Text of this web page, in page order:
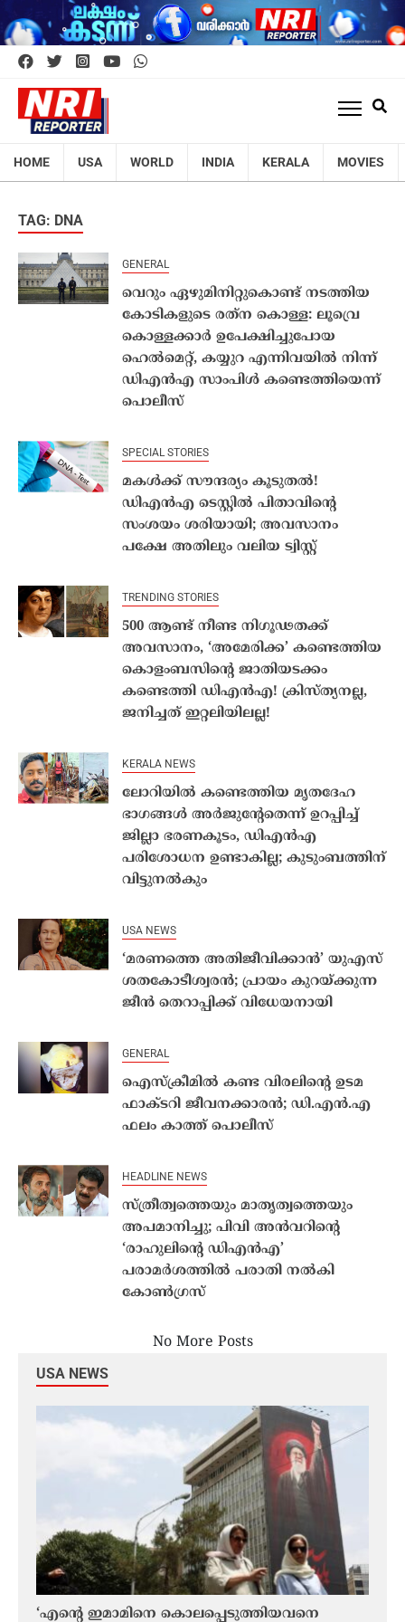
HOME USA WORLD INDIA KERALA MOVIES
TAG: DNA
GENERAL
വെറും ഏഴുമിനിറ്റുകൊണ്ട് നടത്തിയ
കോടികളുടെ രത്‌ന കൊള്ള: ലൂവ്രെ
കൊള്ളക്കാര്‍ ഉപേക്ഷിച്ചുപോയ
ഹെല്‍മെറ്റ്, കയ്യുറ എന്നിവയില്‍ നിന്ന്
ഡിഎന്‍എ സാംപിള്‍ കണ്ടെത്തിയെന്ന്
പൊലീസ്
SPECIAL STORIES
മകൾക്ക് സൗന്ദര്യം കൂടുതൽ!
ഡിഎൻഎ ടെസ്റ്റിൽ പിതാവിന്‍റെ
സംശയം ശരിയായി; അവസാനം
പക്ഷേ അതിലും വലിയ ട്വിസ്റ്റ്
TRENDING STORIES
500 ആണ്ട് നീണ്ട നിഗൂഢതക്ക്
അവസാനം, ‘അമേരിക്ക’ കണ്ടെത്തിയ
കൊളംബസിന്‍റെ ജാതിയടക്കം
കണ്ടെത്തി ഡിഎന്‍എ! ക്രിസ്ത്യനല്ല,
ജനിച്ചത് ഇറ്റലിയിലല്ല!
KERALA NEWS
ലോറിയിൽ കണ്ടെത്തിയ മൃതദേഹ
ഭാഗങ്ങൾ അർജുന്‍റേതെന്ന് ഉറപ്പിച്ച്
ജില്ലാ ഭരണകൂടം, ഡിഎൻഎ
പരിശോധന ഉണ്ടാകില്ല; കുടുംബത്തിന്
വിട്ടുനൽകും
USA NEWS
‘മരണത്തെ അതിജീവിക്കാൻ’ യുഎസ്
ശതകോടീശ്വരൻ; പ്രായം കുറയ്ക്കുന്ന
ജീൻ തെറാപ്പിക്ക് വിധേയനായി
GENERAL
ഐസ്‌ക്രീമില്‍ കണ്ട വിരലിന്റെ ഉടമ
ഫാക്ടറി ജീവനക്കാരന്‍; ഡി.എന്‍.എ
ഫലം കാത്ത് പൊലീസ്‌
HEADLINE NEWS
സ്ത്രീത്വത്തെയും മാതൃത്വത്തെയും
അപമാനിച്ചു; പിവി അൻവറിന്‍റെ
‘രാഹുലിന്‍റെ ഡിഎൻഎ’
പരാമർശത്തിൽ പരാതി നൽകി
കോൺഗ്രസ്
No More Posts
USA NEWS
‘എന്റെ ഇമാമിനെ കൊലപ്പെടുത്തിയവനെ